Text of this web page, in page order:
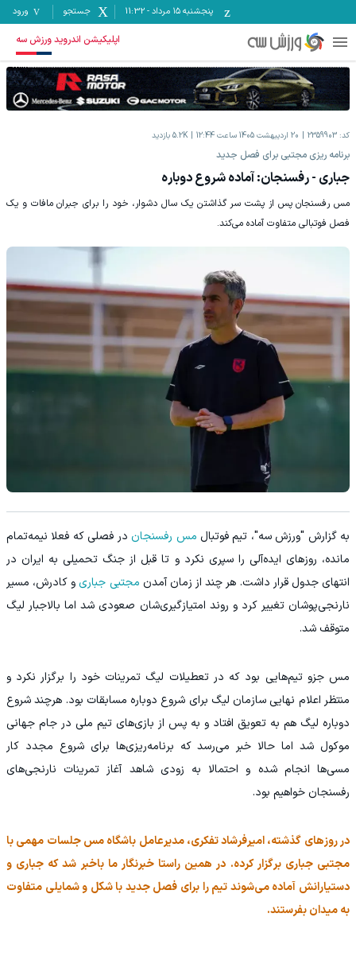
پنجشنبه ۱۵ مرداد -
11:32 جستجو ورود
اپلیکیشن اندروید ورزش سه
کد: 2359903 20 اردیبهشت 1405 ساعت 12:44 5.2K بازدید
برنامه ریزی مجتبی برای فصل جدید
جباری - رفسنجان: آماده شروع دوباره
مس رفسنجان پس از پشت سر گذاشتن یک سال دشوار، خود را برای جبران مافات و یک
فصل فوتبالی متفاوت آماده می‌کند.
به گزارش "ورزش سه"، تیم فوتبال مس رفسنجاندر فصلی که فعلا نیمه‌تمام
مانده، روزهای ایده‌آلی را سپری نکرد و تا قبل از جنگ تحمیلی به ایران در
انتهای جدول قرار داشت. هر چند از زمان آمدن مجتبی جباریو کادرش، مسیر
نارنجی‌پوشان تغییر کرد و روند امتیازگیری‌شان صعودی شد اما بالاجبار لیگ
متوقف شد.
مس جزو تیم‌هایی بود که در تعطیلات لیگ تمرینات خود را برگزار نکرد و
منتظر اعلام نهایی سازمان لیگ برای شروع دوباره مسابقات بود. هرچند شروع
دوباره لیگ هم به تعویق افتاد و به پس از بازی‌های تیم ملی در جام جهانی
موکول شد اما حالا خبر می‌رسد که برنامه‌ریزی‌ها برای شروع مجدد کار
مسی‌ها انجام شده و احتمالا به زودی شاهد آغاز تمرینات نارنجی‌های
رفسنجان خواهیم بود.
در روزهای گذشته، امیرفرشاد تفکری، مدیرعامل باشگاه مس جلسات مهمی با
مجتبی جباری برگزار کرده. در همین راستا خبرنگار ما باخبر شد که جباری و
دستیارانش آماده می‌شوند تیم را برای فصل جدید با شکل و شمایلی متفاوت
به میدان بفرستند.